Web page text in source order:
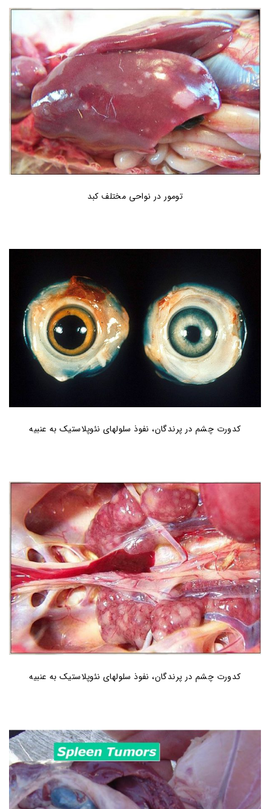
تومور در نواحی مختلف کبد
کدورت چشم در پرندگان، نفوذ سلولهای نئوپلاستیک به عنبیه
کدورت چشم در پرندگان، نفوذ سلولهای نئوپلاستیک به عنبیه